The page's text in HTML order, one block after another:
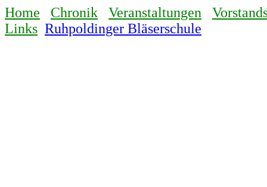
Home Chronik Veranstaltungen
Links Ruhpoldinger Bläserschule